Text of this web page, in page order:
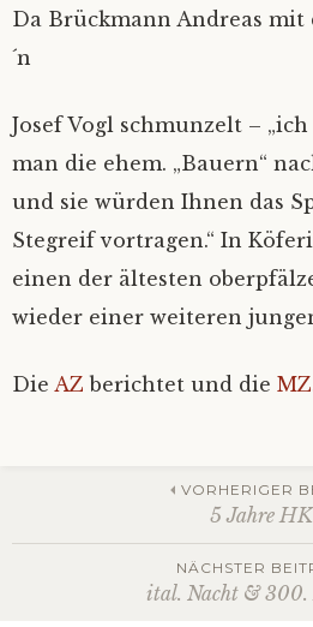
Da Brückmann Andreas mit
´n
Josef Vogl schmunzelt –
man die ehem. „Bauern“
und sie würden Ihnen das
Stegreif vortragen.“ In
einen der ältesten
wieder einer weiteren
Die AZ berichtet und die MZ
Beitrags-
Navigation
VORHERIGER
5 Jahre
NÄCHSTER
ital. Nacht &